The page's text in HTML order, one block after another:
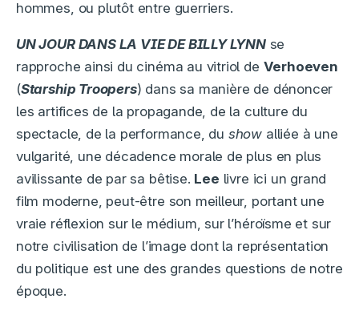
hommes, ou plutôt entre guerriers.
UN JOUR DANS LA VIE DE BILLY LYNNse
rapproche ainsi du cinéma au vitriol de Verhoeven
(Starship Troopers) dans sa manière de dénoncer
les artifices de la propagande, de la culture du
spectacle, de la performance, du show alliée à une
vulgarité, une décadence morale de plus en plus
avilissante de par sa bêtise. Lee livre ici un grand
film moderne, peut-être son meilleur, portant une
vraie réflexion sur le médium, sur l’héroïsme et sur
notre civilisation de l’image dont la représentation
du politique est une des grandes questions de notre
époque.